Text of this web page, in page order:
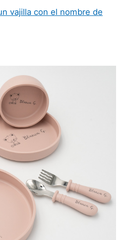
vajilla con el nombre de